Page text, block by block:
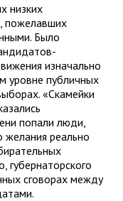
низких
пожелавших
Было
изначально
уровне публичных
«Скамейки
попали люди,
желания реально
губернаторского
сговорах между